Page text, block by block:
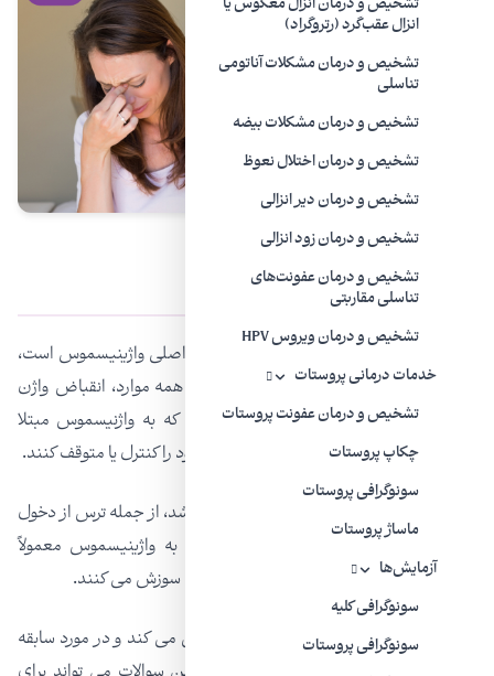
انزال عقب‌گرد (رتروگراد)
تشخیص و درمان مشکلات آناتومی
تناسلی
تشخیص و درمان مشکلات بیضه
تشخیص و درمان اختلال نعوظ
تشخیص و درمان دیر انزالی
تشخیص و درمان زود انزالی
تشخیص و درمان عفونت‌های
تناسلی مقاربتی
تشخیص و درمان ویروس HPV
خدمات درمانی پروستات
تشخیص و درمان عفونت پروستات
چکاپ پروستات
سونوگرافی پروستات
ماساژ پروستات
آزمایش‌ها
سونوگرافی کلیه
سونوگرافی پروستات
علائم واژینیسموس
سفت شدن غیر ارادی عضلات واژن از علائم اصلی واژینیسموس است،
اما شدت بیماری در زنان متفاوت است. در همه موارد، انقباض واژن
دخول را دشوار یا غیرممکن می کند. زنانی که به واژنیسموس مبتلا
هستند، نمی‌توانند انقباضات عضلات واژن خود را کنترل یا متوقف کنند.
واژینیسموس می تواند علائم اضافی داشته باشد، از جمله ترس از دخول
به واژن و کاهش میل جنسی. زنان مبتلا به واژینیسموس معمولاً
هنگام وارد شدن هر چیزی به واژن ، احساس سوزش می کنند.
برای تشخیص ، پزشک بیمار را معاینه فیزیکی می کند و در مورد سابقه